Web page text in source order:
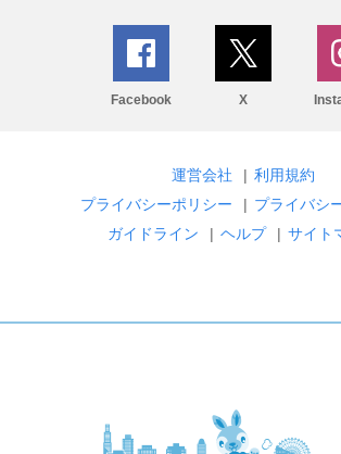
Facebook X
運営会社 | 利用規約
プライバシーポリシー
| プライバシ
ガイドライン
| ヘルプ | サイト